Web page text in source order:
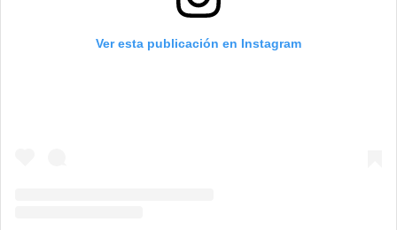
Ver esta publicación en Instagram